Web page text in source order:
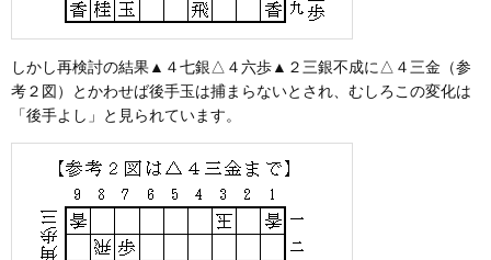
しかし再検討の結果▲４七銀△４六歩▲２三銀不成に△４三金（参
考２図）とかわせば後手玉は捕まらないとされ、むしろこの変化は
「後手よし」と見られています。